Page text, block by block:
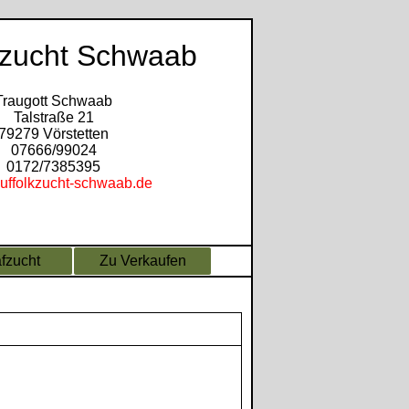
Schwaab
Schwaab
Talstraße 21
Vörstetten
07666/99024
0172/7385395
schwaab.de
Zu Verkaufen